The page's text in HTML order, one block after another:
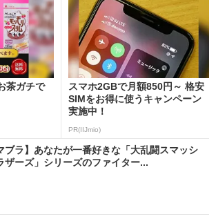
茶ガチで
スマホ2GBで月額850円～ 格安
SIMをお得に使うキャンペーン
実施中！
PR(IIJmio)
ブラ】あなたが一番好きな「大乱闘スマッシ
ザーズ」シリーズのファイター...